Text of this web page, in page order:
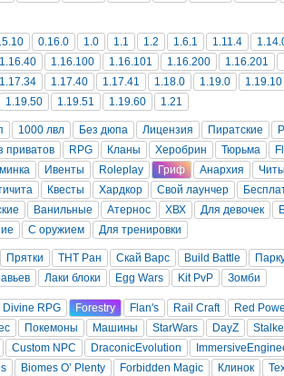
0.16.0 1.0 1.1 1.2 1.6.1 1.11.4
1.16.40 1.16.100 1.16.101 1.16.200 1.16.201
1.17.34 1.17.40 1.17.41 1.18.0 1.19.0 1.19.10
1.19.50 1.19.51 1.19.60 1.21
1000 лвл Без дюпа Лицензия Пиратские
приватов RPG Кланы Херобрин Тюрьма
Ивенты Roleplay Гриф Анархия Читы
Квесты Хардкор Свой лаунчер
Ванильные Атернос ХВХ Для девочек
С оружием Для тренировки
Прятки ТНТ Ран Скай Варс Build Battle
Лаки блоки Egg Wars Kit PvP Зомби
Divine RPG Forestry Flan's Rail Craft Red
Покемоны Машины StarWars DayZ
Custom NPC DraconicEvolution
Biomes O’ Plenty Forbidden Magic Клинок